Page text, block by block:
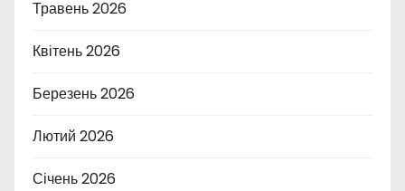
Травень 2026
Квітень 2026
Березень 2026
Лютий 2026
Січень 2026